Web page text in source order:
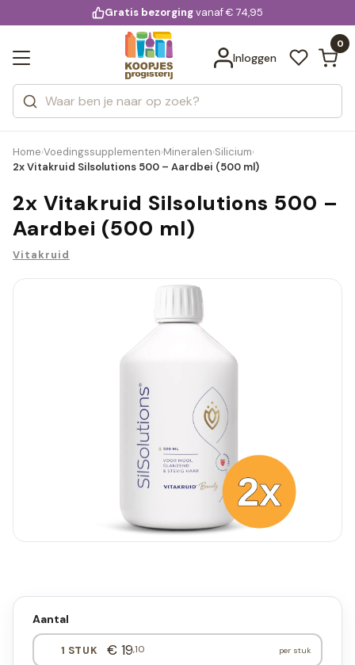
voor 20:00 uur besteld
Gratis bezorgingvanaf € 74,95
Inloggen
0
Zoeken
Categorieën
Merken
Bekijk alle resultaten
Home›Voedingssupplementen›Mineralen›Silicium›
2x Vitakruid Silsolutions 500 – Aardbei (500 ml)
2x Vitakruid Silsolutions 500 –
Aardbei (500 ml)
Vitakruid
Aantal
1 STUK € 19,10 per stuk